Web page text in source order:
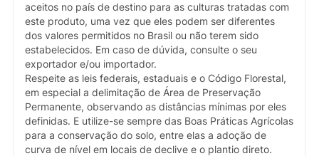
aceitos no país de destino para as culturas tratadas com
este produto, uma vez que eles podem ser diferentes
dos valores permitidos no Brasil ou não terem sido
estabelecidos. Em caso de dúvida, consulte o seu
exportador e/ou importador.
Respeite as leis federais, estaduais e o Código Florestal,
em especial a delimitação de Área de Preservação
Permanente, observando as distâncias mínimas por eles
definidas. E utilize-se sempre das Boas Práticas Agrícolas
para a conservação do solo, entre elas a adoção de
curva de nível em locais de declive e o plantio direto.